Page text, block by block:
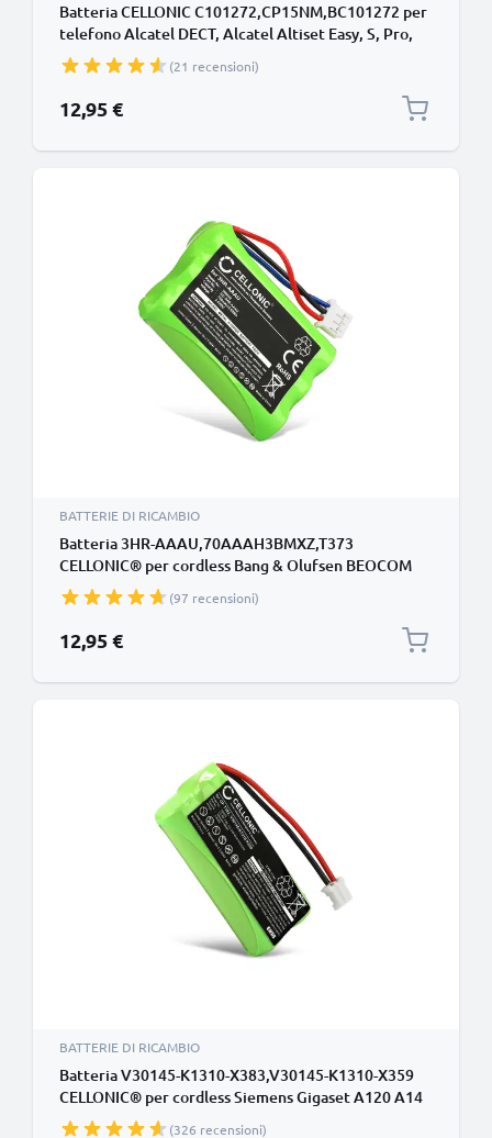
Batteria CELLONIC C101272,CP15NM,BC101272 per
telefono Alcatel DECT, Alcatel Altiset Easy, S, Pro,
Vocal, Alcatel Eole 450, Alcatel One Touch Class,
Vocal, Ericsson DECT 230 260, DT200 DT288 DT290
DT292, Samsung SP-R5050 Ricambio affidabile da
600mAh per
(21 recensioni)
12,95 €
BATTERIE DI RICAMBIO
Batteria 3HR-AAAU,70AAAH3BMXZ,T373
CELLONIC® per cordless Bang & Olufsen BEOCOM
6000 Affidabile ricambio da 700mAh
(97 recensioni)
12,95 €
BATTERIE DI RICAMBIO
Batteria V30145-K1310-X383,V30145-K1310-X359
CELLONIC® per cordless Siemens Gigaset A120 A14
A140 A145 A160 A165 A245 A240 A260 A265,
(326 recensioni)